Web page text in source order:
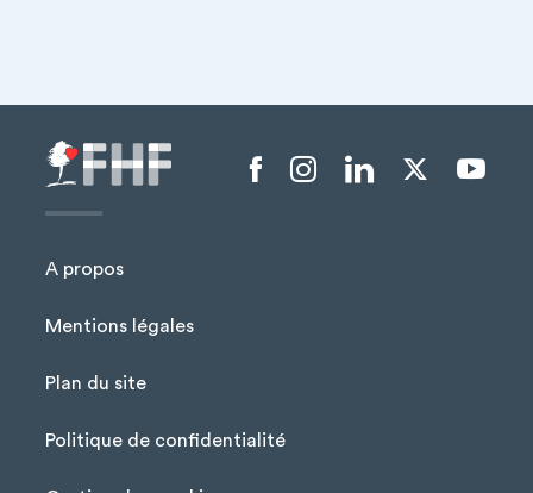
Menu Pied de page
A propos
Mentions légales
Plan du site
Politique de confidentialité
Menu liens sociaux